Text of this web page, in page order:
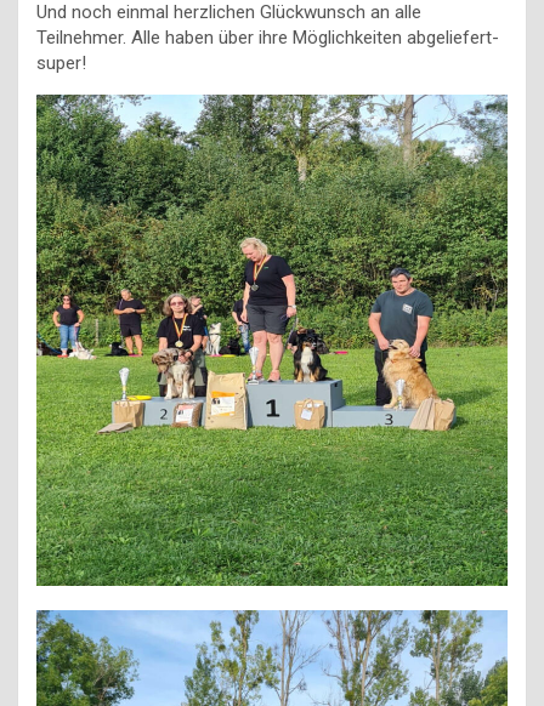
Und noch einmal herzlichen Glückwunsch an alle
Teilnehmer. Alle haben über ihre Möglichkeiten abgeliefert-
super!